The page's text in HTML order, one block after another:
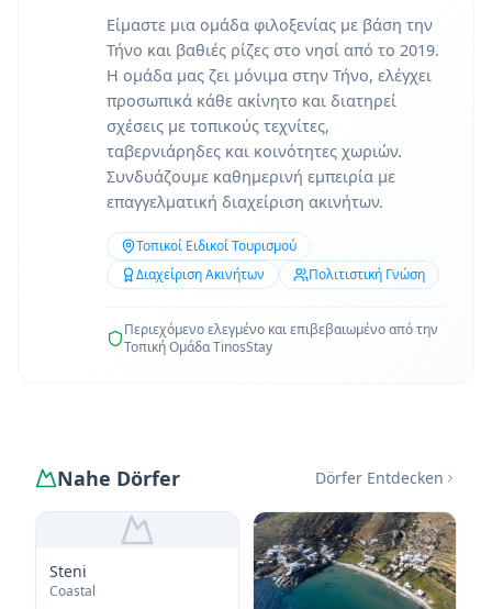
Είμαστε μια ομάδα φιλοξενίας με βάση την
Τήνο και βαθιές ρίζες στο νησί από το 2019.
Η ομάδα μας ζει μόνιμα στην Τήνο, ελέγχει
προσωπικά κάθε ακίνητο και διατηρεί
σχέσεις με τοπικούς τεχνίτες,
ταβερνιάρηδες και κοινότητες χωριών.
Συνδυάζουμε καθημερινή εμπειρία με
επαγγελματική διαχείριση ακινήτων.
Τοπικοί Ειδικοί Τουρισμού
Διαχείριση Ακινήτων
Πολιτιστική Γνώση
Περιεχόμενο ελεγμένο και επιβεβαιωμένο από την
Τοπική Ομάδα TinosStay
Nahe Dörfer Dörfer Entdecken
Steni
Coastal